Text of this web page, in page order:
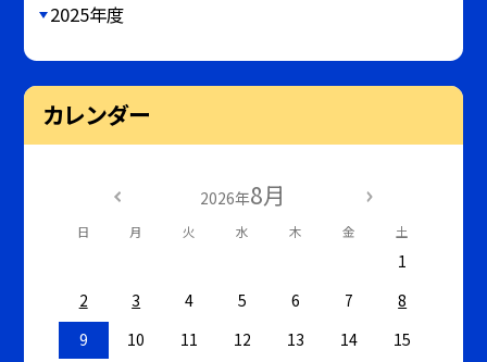
2025年度
カレンダー
2026年8月
日 月 火 水 木 金 土
1
2
3 4 5 6 7
8
9
10 11 12 13 14
15